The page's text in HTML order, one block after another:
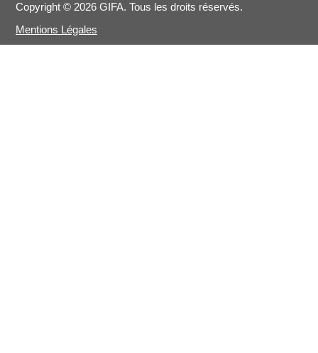
Copyright © 2026 GIFA. Tous les droits réservés.
Mentions Légales